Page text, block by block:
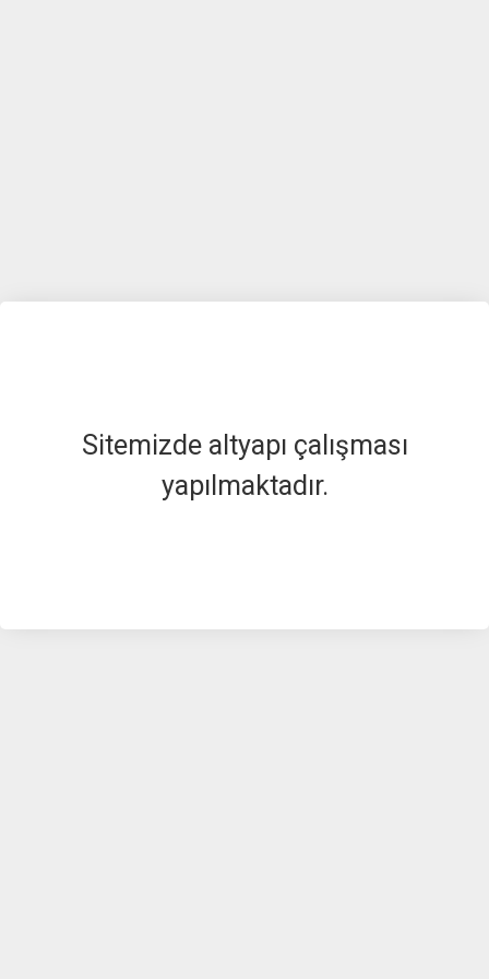
Sitemizde altyapı çalışması
yapılmaktadır.